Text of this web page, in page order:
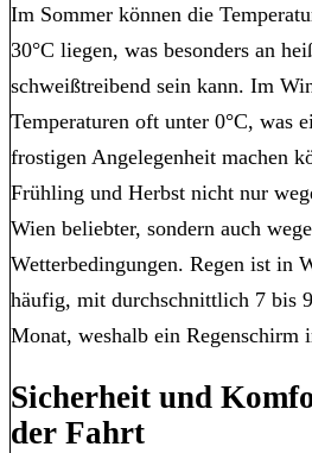
Im Sommer können die
30°C liegen, was besonders an
schweißtreibend sein kann. Im
Temperaturen oft unter 0°C, was
frostigen Angelegenheit machen
Frühling und Herbst nicht nur
Wien beliebter, sondern auch
Wetterbedingungen. Regen ist in
häufig, mit durchschnittlich 7 bis
Monat, weshalb ein Regenschirm
Sicherheit und
der Fahrt